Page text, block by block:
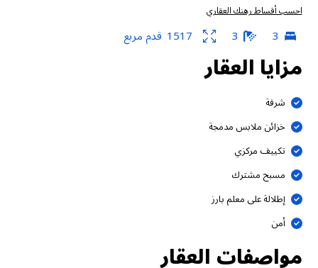
احسب أقساط رهنك العقاري
3
3
1517 قدم مربع
مزايا العقار
شرفة
خزائن ملابس مدمجة
تكييف مركزي
مسبح مشترك
إطلالة على معلم بارز
أمن
مواصفات العقار